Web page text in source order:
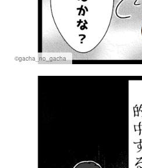
©gacha_no_gacha